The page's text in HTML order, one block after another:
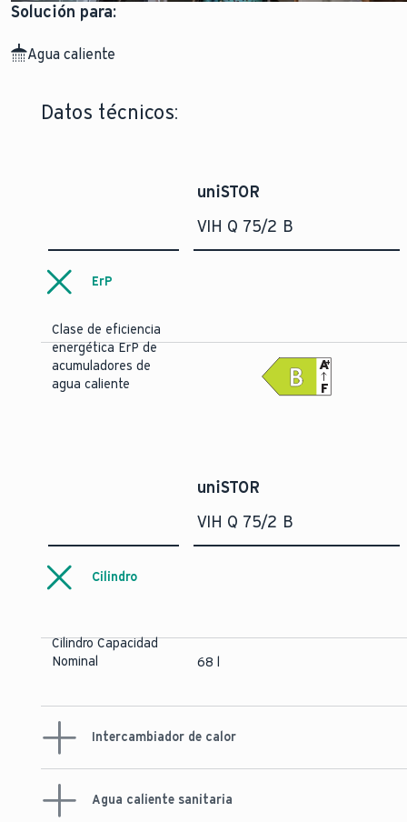
Solución para:
Agua caliente
Datos técnicos:
uniSTOR
VIH Q 75/2 B
ErP
Clase de eficiencia
energética ErP de
acumuladores de
agua caliente
F
A
+
uniSTOR
VIH Q 75/2 B
Cilindro
Cilindro Capacidad
Nominal
68 l
Intercambiador de calor
Intercambiador de
(Área deAgua caliente sanitaria